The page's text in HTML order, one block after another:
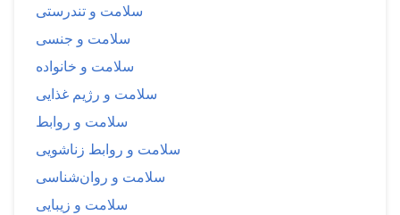
سلامت و تندرستی
سلامت و جنسی
سلامت و خانواده
سلامت و رژیم غذایی
سلامت و روابط
سلامت و روابط زناشویی
سلامت و روان‌شناسی
سلامت و زیبایی